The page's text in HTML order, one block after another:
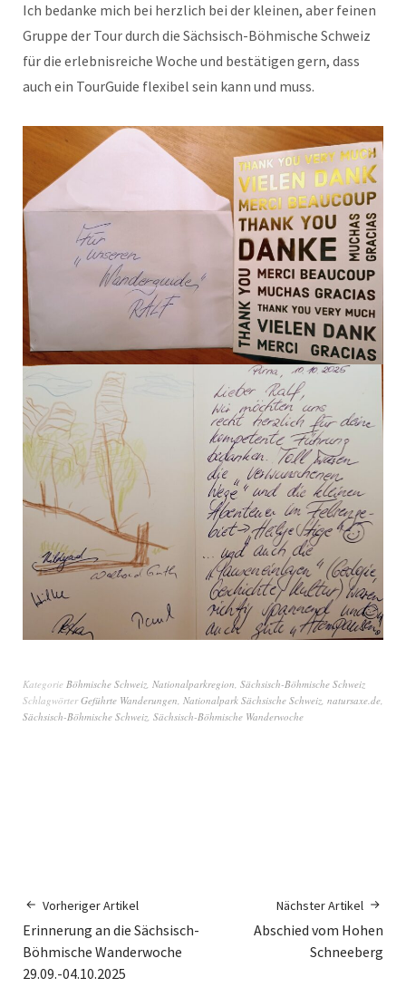
Ich bedanke mich bei herzlich bei der kleinen, aber feinen
Gruppe der Tour durch die Sächsisch-Böhmische Schweiz
für die erlebnisreiche Woche und bestätigen gern, dass
auch ein TourGuide flexibel sein kann und muss.
Kategorie Böhmische Schweiz Nationalparkregion Sächsisch-Böhmische Schweiz
SchlagwörterGeführte Wanderungen Nationalpark Sächsische Schweiz natursaxe.de
Sächsisch-Böhmische Schweiz Sächsisch-Böhmische Wanderwoche
Vorheriger Artikel
Erinnerung an die Sächsisch-
Böhmische Wanderwoche
29.09.-04.10.2025
Nächster Artikel
Abschied vom Hohen
Schneeberg